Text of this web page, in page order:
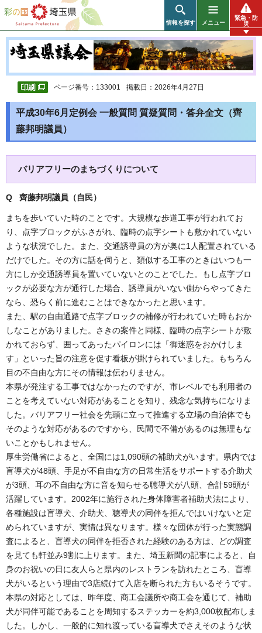
彩の国 埼玉県
情報を探す メニュー
緊急・防
災
ページ番号：133001 掲載日：2026年4月27日
平成30年6月定例会 一般質問 質疑質問・答弁全文（齊
藤邦明議員）
バリアフリーのまちづくりについて
Q 齊藤邦明議員（自民）
まちを歩いていた時のことです。大規模な歩道工事が行われてお
り、点字ブロックがふさがれ、臨時の点字シートも敷かれていない
ような状況でした。また、交通誘導員の方が奥に1人配置されている
だけでした。その方に話を伺うと、類似する工事のときはいつも一
方にしか交通誘導員を置いていないとのことでした。もし点字ブロ
ックが必要な方が通行した場合、誘導員がいない側からやってきた
なら、恐らく前に進むことはできなかったと思います。
また、駅の自由通路で点字ブロックの補修が行われていた時もおか
しなことがありました。さきの案件と同様、臨時の点字シートが敷
かれておらず、囲ってあったパイロンには「御迷惑をおかけしま
す」といった旨の注意を促す看板が掛けられていました。もちろん
目の不自由な方にその情報は伝わりません。
本県が発注する工事ではなかったのですが、市レベルでも利用者の
ことを考えていない対応があることを知り、残念な気持ちになりま
した。バリアフリー社会を先頭に立って推進する立場の自治体でも
そのような対応があるのですから、民間で不備があるのは無理もな
いことかもしれません。
厚生労働省によると、全国には1,090頭の補助犬がいます。県内では
盲導犬が48頭、手足が不自由な方の日常生活をサポートする介助犬
が3頭、耳の不自由な方に音を知らせる聴導犬が八頭、合計59頭が
活躍しています。2002年に施行された身体障害者補助犬法により、
各種施設は盲導犬、介助犬、聴導犬の同伴を拒んではいけないと定
められていますが、実情は異なります。様々な団体が行った実態調
査によると、盲導犬の同伴を拒否された経験のある方は、どの調査
を見ても軒並み9割に上ります。また、埼玉新聞の記事によると、自
身のお祝いの日に友人らと県内のレストランを訪れたところ、盲導
犬がいるという理由で3店続けて入店を断られた方もいるそうです。
本県の対応としては、昨年度、商工会議所や商工会を通じて、補助
犬が同伴可能であることを周知するステッカーを約3,000枚配布しま
した。しかし、一般的に知れ渡っている盲導犬でさえそのような状